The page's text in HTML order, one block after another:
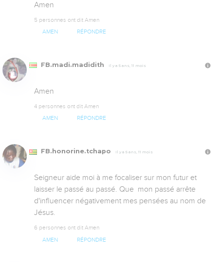
Amen
5 personnes ont dit Amen
AMEN RÉPONDRE
FB.madi.madidith Il y a 5 ans, 11 mois
Amen
4 personnes ont dit Amen
AMEN RÉPONDRE
FB.honorine.tchapo Il y a 5 ans, 11 mois
Seigneur aide moi à me focaliser sur mon futur et
laisser le passé au passé. Que  mon passé arrête
d'influencer négativement mes pensées au nom de
Jésus.
6 personnes ont dit Amen
AMEN RÉPONDRE